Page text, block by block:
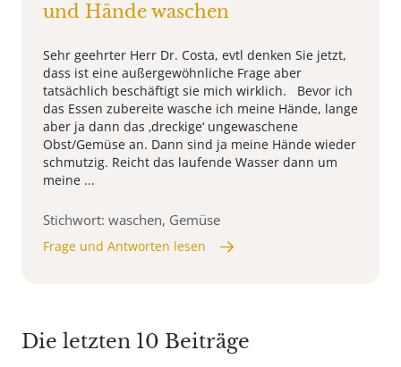
und Hände waschen
Sehr geehrter Herr Dr. Costa, evtl denken Sie jetzt,
dass ist eine außergewöhnliche Frage aber
tatsächlich beschäftigt sie mich wirklich. Bevor ich
das Essen zubereite wasche ich meine Hände, lange
aber ja dann das ‚dreckige‘ ungewaschene
Obst/Gemüse an. Dann sind ja meine Hände wieder
schmutzig. Reicht das laufende Wasser dann um
meine ...
Stichwort: waschen, Gemüse
Frage und Antworten lesen
Die letzten 10 Beiträge